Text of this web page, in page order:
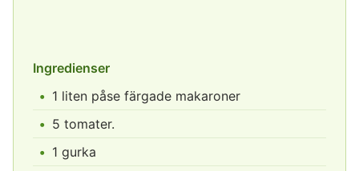
Ingredienser
1 liten påse färgade makaroner
5 tomater.
1 gurka